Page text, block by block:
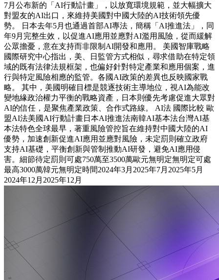
7月公布新的「AI行動計畫」，以放寬環境規範，並大幅擴大
對盟友的AI出口，來維持美國對中國大陸的AI技術領先優
勢。 日本去年5月也通過首部AI專法，簡稱「AI推進法」，同
年9月完整生效，以促進AI應用並應對AI濫用風險，從而緩解
公眾擔憂，意在支持而非限制AI開發和應用。 美國智庫戰略
國際研究中心指出，美、日監管方式相似，尋求借助在特定領
域的既有法律法規框架，也偏好針對特定產業和應用個案，進
行與特定風險相應的監管。各國AI政策的差異也反映國家戰
略。 其中，美國明確目標是競逐技術主導地位，視AI為能改
變地緣政治權力平衡的戰略資產，日本則優先考慮促進大眾對
AI的信任，是聚焦產業政策、合作式路線。 AI法 國際比較 歐
盟AI法美國AI行動計畫日本AI推進法南韓AI基本法台灣AI基
本法特色全球最早，著重風險管控旨在維持對中國大陸的AI
優勢，加速創新促進AI應用並應對風險，未定罰則確立政府
支持AI基礎，平衡創新與管制推動AI研發，避免AI應用侵
害。細節待定罰則可處750萬至3500萬歐元無明定無明定可處
最高3000萬韓元無明定時間2024年3月2025年7月2025年5月
2024年12月2025年12月